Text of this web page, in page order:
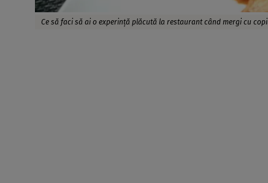
Ce să faci să ai o experință plăcută la restaurant când mergi cu